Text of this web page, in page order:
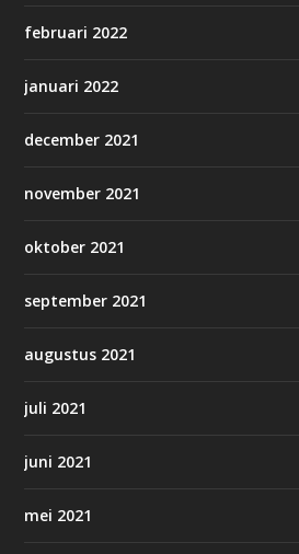
februari 2022
januari 2022
december 2021
november 2021
oktober 2021
september 2021
augustus 2021
juli 2021
juni 2021
mei 2021